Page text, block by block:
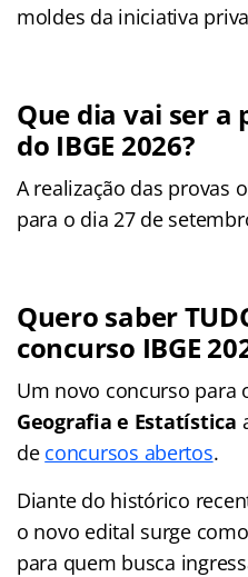
moldes da iniciativa
Que dia vai ser a
do IBGE 2026?
A realização das provas
para o dia 27 de
Quero saber
concurso IBGE
Um novo concurso para
Geografia e Estatística
de concursos abertos.
Diante do histórico
o novo edital surge
para quem busca